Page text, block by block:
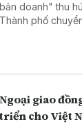
bản doanh" thu
Thành phố
Ngoại giao
triển cho Việt